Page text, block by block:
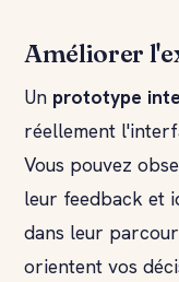
Améliorer
Un prototype
réellement
Vous pouvez
leur feedback et
dans leur
orientent vos